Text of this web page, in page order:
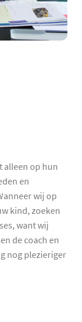
alleen op hun
en
wij op
kind, zoeken
want wij
de coach en
nog plezieriger